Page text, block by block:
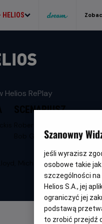
HELIOS
SCENARIUSZ
Michael J. Fox, Mary
Szanowny
jeśli wyrazisz
osobowe takie
szczególności
Helios S.A., jej
ograniczyć jej
podstawą
to zrobić przejdź